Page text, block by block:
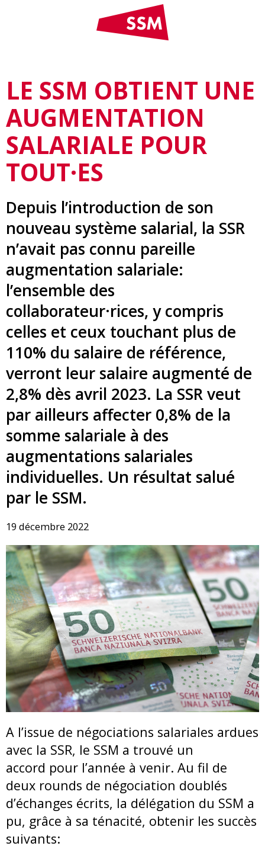
LE SSM OBTIENT UNE
AUGMENTATION
SALARIALE POUR
TOUT·ES
Depuis l’introduction de son
nouveau système salarial, la SSR
n’avait pas connu pareille
augmentation salariale:
l’ensemble des
collaborateur·rices, y compris
celles et ceux touchant plus de
110% du salaire de référence,
verront leur salaire augmenté de
2,8% dès avril 2023. La SSR veut
par ailleurs affecter 0,8% de la
somme salariale à des
augmentations salariales
individuelles. Un résultat salué
par le SSM.
19 décembre 2022
A l’issue de négociations salariales ardues
avec la SSR, le SSM a trouvé un
accord pour l’année à venir. Au fil de
deux rounds de négociation doublés
d’échanges écrits, la délégation du SSM a
pu, grâce à sa ténacité, obtenir les succès
suivants: